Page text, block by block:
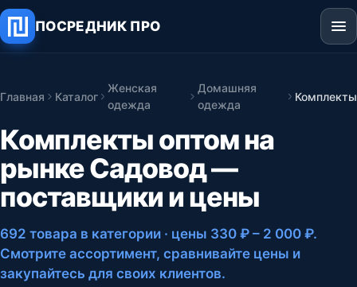
ПОСРЕДНИК ПРО
Главная Каталог
Женская
одежда
Домашняя
одежда
Комплекты
Комплекты оптом на
рынке Садовод —
поставщики и цены
692 товара в категории · цены 330 ₽ – 2 000 ₽.
Смотрите ассортимент, сравнивайте цены и
закупайтесь для своих клиентов.